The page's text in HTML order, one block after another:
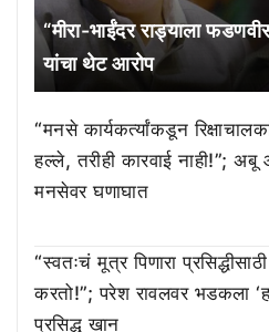
“मीरा-भाईंदर राड्याला
यांचा थेट आरोप
“मनसे कार्यकर्त्यांकडून
हल्ले, तरीही कारवाई नाही!”;
मनसेवर घणाघात
“स्वतःचं मूत्र पिणारा
करतो!”; परेश रावलवर भडकला
प्रसिद्ध खान